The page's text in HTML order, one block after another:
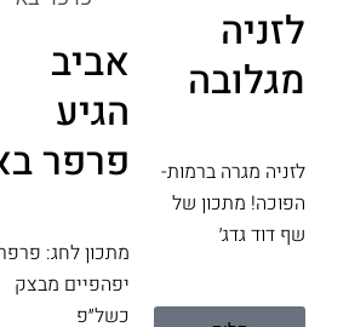
לזניה
מגלובה
לזניה מגרה ברמות-
הפוכה! מתכון של
שף דוד גדג׳
אביב
הגיע
פרפר
מתכון לחג:
יפהפיים מבצק
כשל״פ